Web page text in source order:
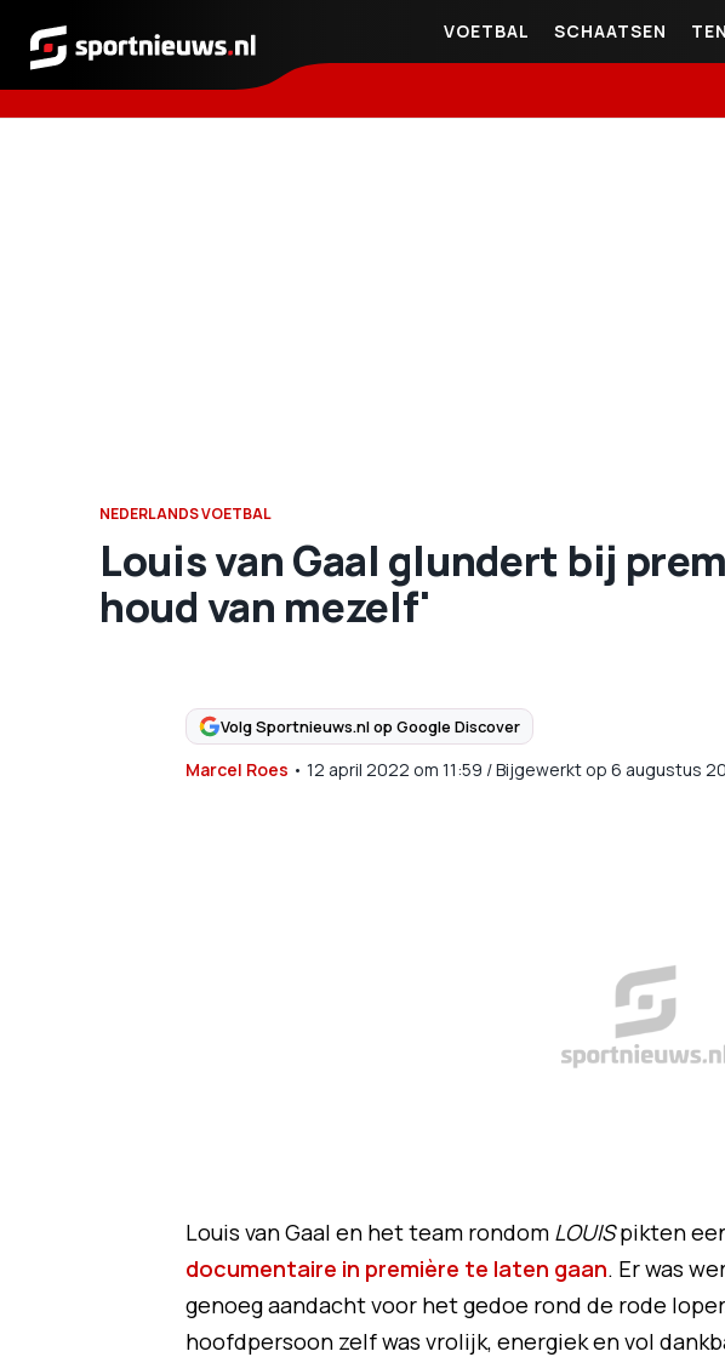
Sportnieuws.nl
VOETBAL SCHAATSEN
NEDERLANDS VOETBAL
Louis van Gaal glundert bij
houd van mezelf'
Volg Sportnieuws.nl op Google Discover
Marcel Roes • 12 april 2022 om 11:59 /Bijgewerkt op 6 augustus
Louis van Gaal en het team rondom LOUISpikten
documentaire in première te laten gaan. Er was
genoeg aandacht voor het gedoe rond de rode
hoofdpersoon zelf was vrolijk, energiek en vol